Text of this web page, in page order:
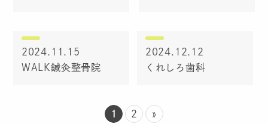
2024.11.15
WALK鍼灸整骨院
2024.12.12
くれしろ歯科
1 2 »